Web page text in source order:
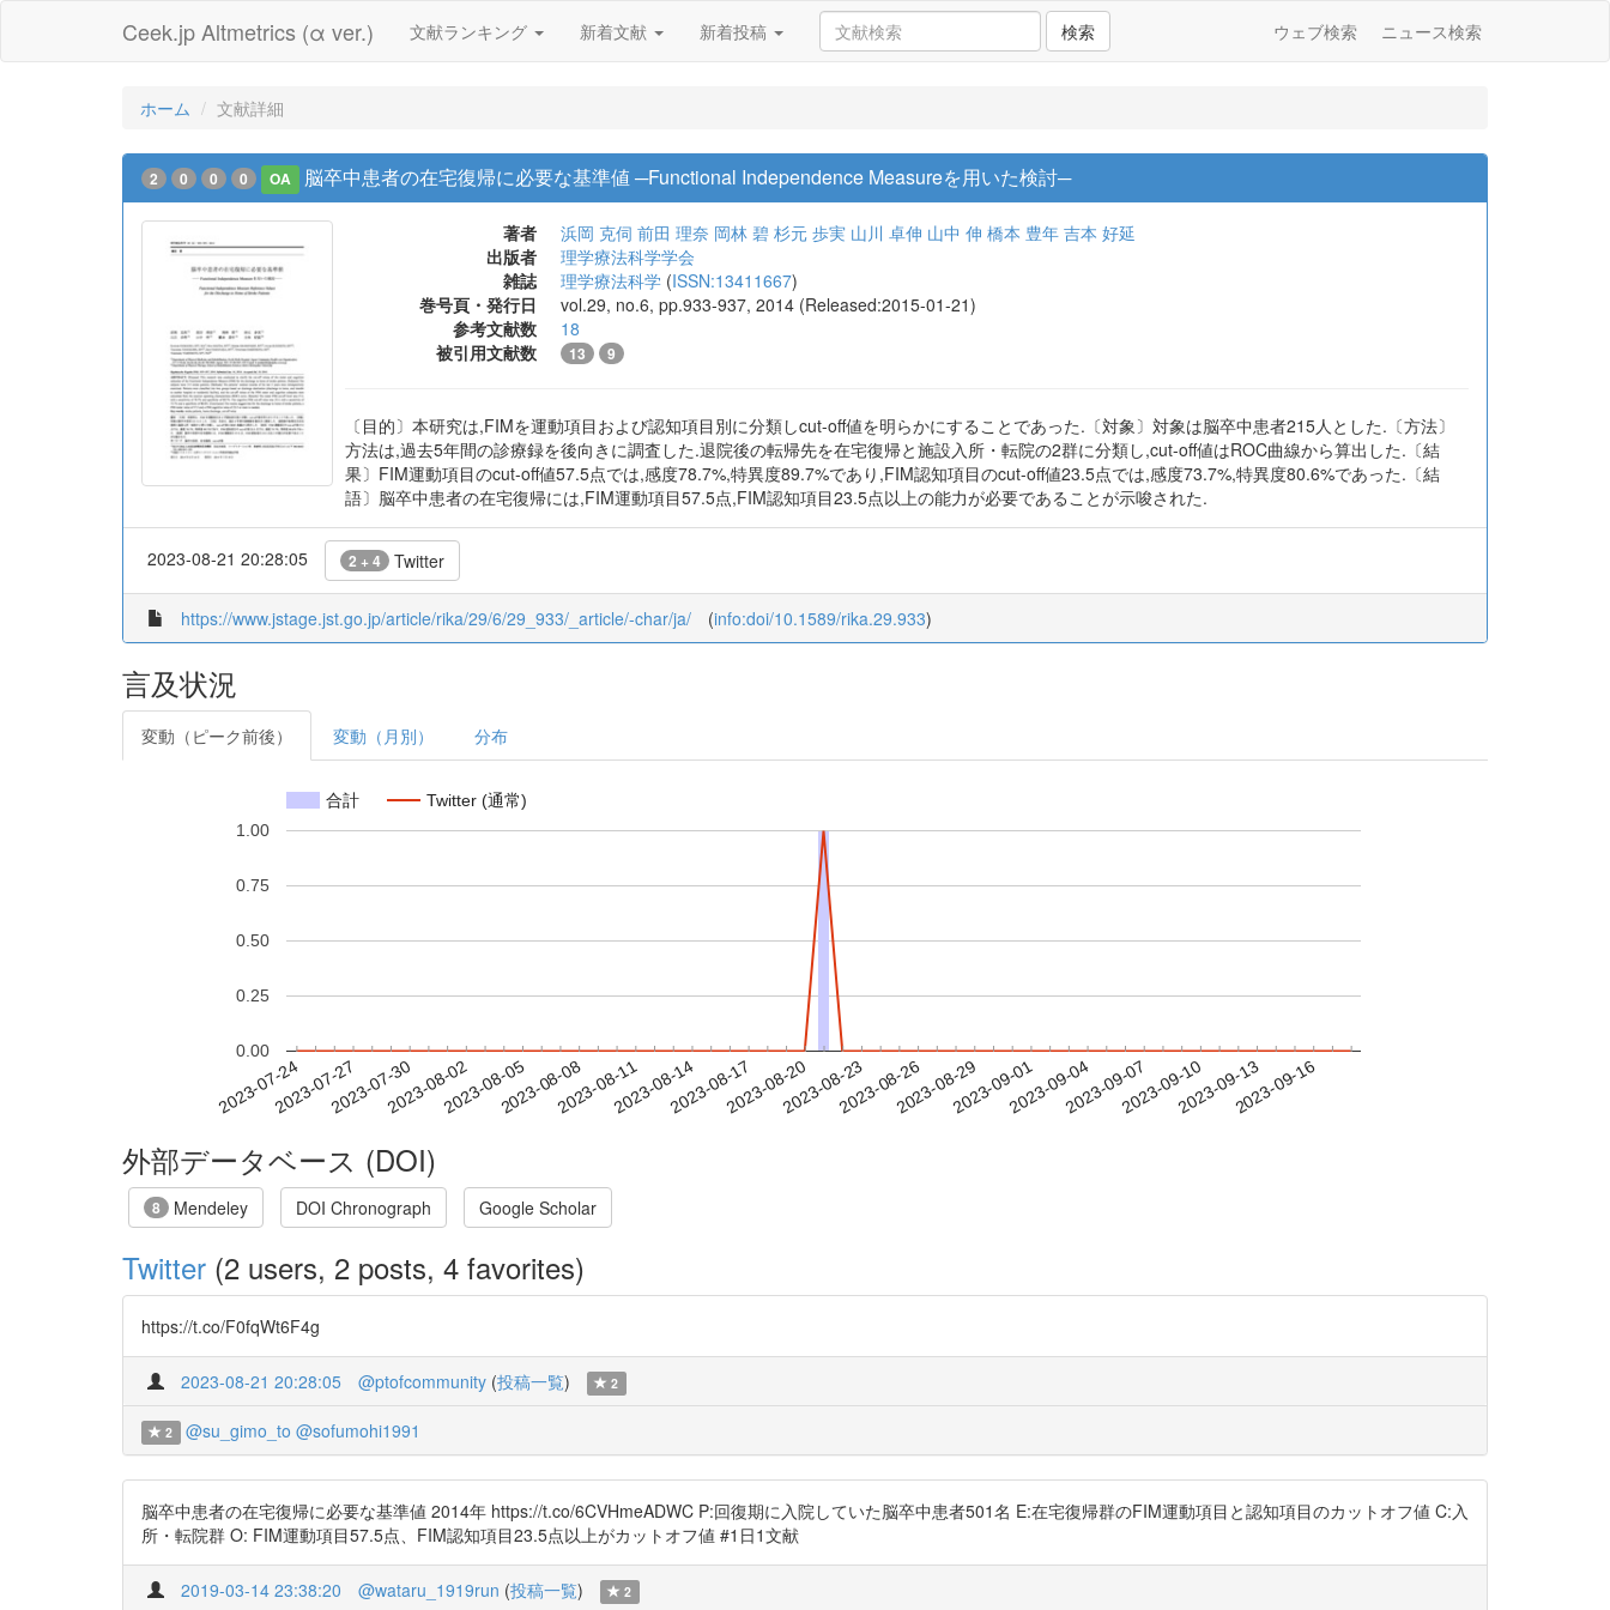
Ceek.jp Altmetrics (α ver.) 文献ランキング 新着文献 新着投稿 検索 ウェブ検索 ニュース検索
ホーム 文献詳細
2 0 0 0 OA 脳卒中患者の在宅復帰に必要な基準値 ─Functional Independence Measureを用いた検討─
著者 浜岡 克伺 前田 理奈 岡林 碧 杉元 歩実 山川 卓伸 山中 伸 橋本 豊年 吉本 好延
出版者
理学療法科学学会
雑誌
理学療法科学 (ISSN:13411667)
巻号頁・発行日
vol.29, no.6, pp.933-937, 2014 (Released:2015-01-21)
参考文献数
18
被引用文献数
13 9
〔目的〕本研究は,FIMを運動項目および認知項目別に分類しcut-off値を明らかにすることであった.〔対象〕対象は脳卒中患者215人とした.〔方法〕
方法は,過去5年間の診療録を後向きに調査した.退院後の転帰先を在宅復帰と施設入所・転院の2群に分類し,cut-off値はROC曲線から算出した.〔結
果〕FIM運動項目のcut-off値57.5点では,感度78.7%,特異度89.7%であり,FIM認知項目のcut-off値23.5点では,感度73.7%,特異度80.6%であった.〔結
語〕脳卒中患者の在宅復帰には,FIM運動項目57.5点,FIM認知項目23.5点以上の能力が必要であることが示唆された.
2023-08-21 20:28:05 2 + 4 Twitter
https://www.jstage.jst.go.jp/article/rika/29/6/29_933/_article/-char/ja/ (info:doi/10.1589/rika.29.933)
言及状況
変動（ピーク前後） 変動（月別） 分布
合計 Twitter (通常)
2023-07-242023-07-272023-07-302023-08-022023-08-052023-08-082023-08-112023-08-142023-08-172023-08-202023-08-232023-08-262023-08-292023-09-012023-09-042023-09-072023-09-102023-09-132023-09-16
0.00
0.25
0.50
0.75
1.00
外部データベース (DOI)
8 Mendeley DOI Chronograph Google Scholar
Twitter (2 users, 2 posts, 4 favorites)
https://t.co/F0fqWt6F4g
2023-08-21 20:28:05 @ptofcommunity (投稿一覧) 2
2 @su_gimo_to @sofumohi1991
脳卒中患者の在宅復帰に必要な基準値 2014年 https://t.co/6CVHmeADWC P:回復期に入院していた脳卒中患者501名 E:在宅復帰群のFIM運動項目と認知項目のカットオフ値 C:入
所・転院群 O: FIM運動項目57.5点、FIM認知項目23.5点以上がカットオフ値 #1日1文献
2019-03-14 23:38:20 @wataru_1919run (投稿一覧) 2